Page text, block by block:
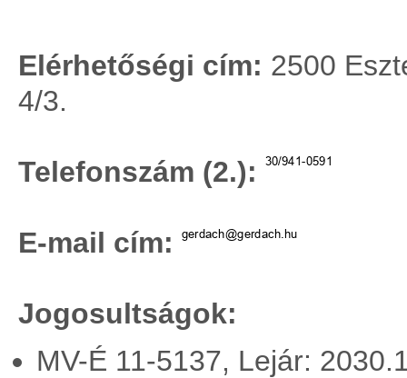
Elérhetőségi cím: 2500
4/3.
Telefonszám (2.):
E-mail cím:
Jogosultságok:
MV-É 11-5137, Lejár: